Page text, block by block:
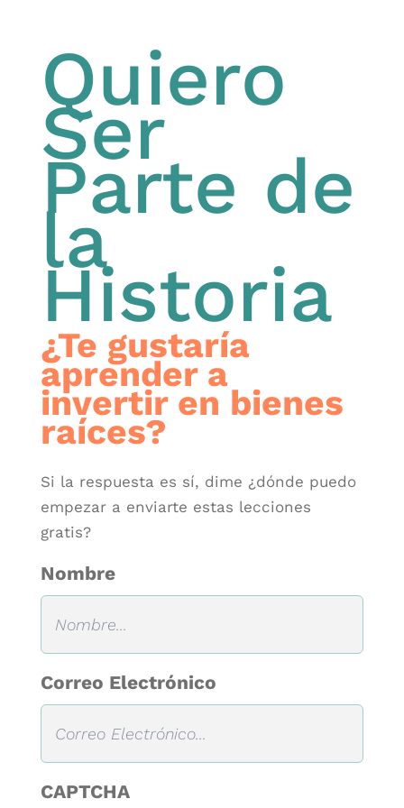
Quiero
Ser
Parte de
la
Historia
¿Te gustaría
aprender a
invertir en bienes
raíces?
Si la respuesta es sí, dime ¿dónde puedo
empezar a enviarte estas lecciones
gratis?
Nombre
Correo Electrónico
CAPTCHA